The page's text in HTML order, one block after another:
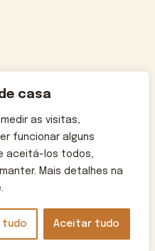
casa
as visitas,
funcionar alguns
aceitá-los todos,
Mais detalhes na
tudo Aceitar tudo